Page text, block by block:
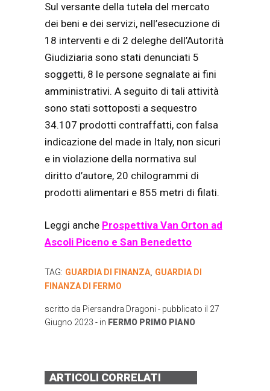
Sul versante della tutela del mercato
dei beni e dei servizi, nell’esecuzione di
18 interventi e di 2 deleghe dell’Autorità
Giudiziaria sono stati denunciati 5
soggetti, 8 le persone segnalate ai fini
amministrativi. A seguito di tali attività
sono stati sottoposti a sequestro
34.107 prodotti contraffatti, con falsa
indicazione del made in Italy, non sicuri
e in violazione della normativa sul
diritto d’autore, 20 chilogrammi di
prodotti alimentari e 855 metri di filati.
Leggi anche Prospettiva Van Orton ad
Ascoli Piceno e San Benedetto
TAG: GUARDIA DI FINANZA, GUARDIA DI
FINANZA DI FERMO
scritto da Piersandra Dragoni - pubblicato il 27
Giugno 2023 - in FERMO PRIMO PIANO
ARTICOLI CORRELATI